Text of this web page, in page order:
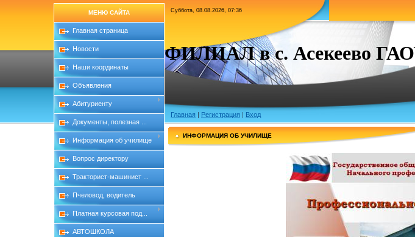
МЕНЮ САЙТА
Главная страница
Новости
Наши координаты
Объявления
Абитуриенту
Документы, полезная ...
Информация об училище
Вопрос директору
Тракторист-машинист ...
Пчеловод, водитель
Платная курсовая под...
АВТОШКОЛА
Суббота, 08.08.2026, 07:36
ФИЛИАЛ в с. Асекеево
Главная | Регистрация | Вход
ИНФОРМАЦИЯ ОБ УЧИЛИЩЕ